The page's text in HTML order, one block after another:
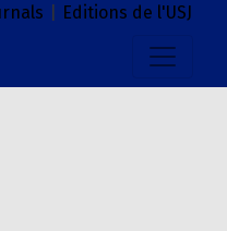
on Facebook
Editions de l'USJ